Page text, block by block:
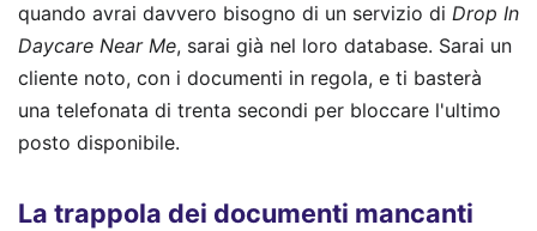
quando avrai davvero bisogno di un servizio di Drop In
Daycare Near Me, sarai già nel loro database. Sarai un
cliente noto, con i documenti in regola, e ti basterà
una telefonata di trenta secondi per bloccare l'ultimo
posto disponibile.
La trappola dei documenti mancanti